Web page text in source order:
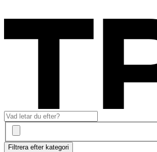
Filtrera efter kategori